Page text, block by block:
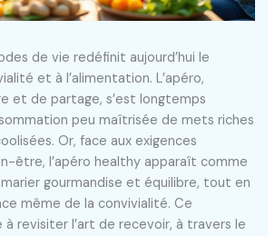
de vie redéfinit aujourd’hui le
et à l’alimentation. L’apéro,
et de partage, s’est longtemps
peu maîtrisée de mets riches
Or, face aux exigences
être, l’apéro healthy apparaît comme
gourmandise et équilibre, tout en
même de la convivialité. Ce
revisiter l’art de recevoir, à travers le